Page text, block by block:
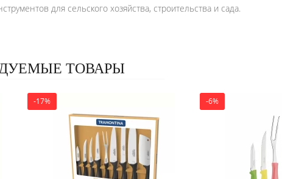
для сельского хозяйства, строительства и сада.
ТОВАРЫ
-17% -6%